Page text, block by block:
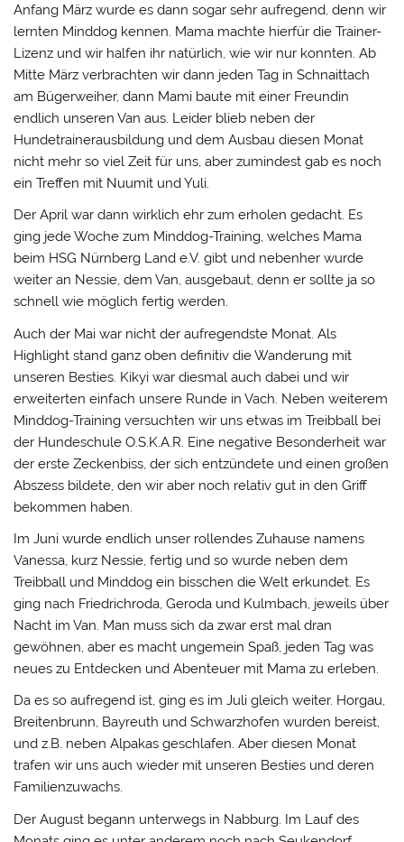
Anfang März wurde es dann sogar sehr aufregend, denn wir
lernten Minddog kennen. Mama machte hierfür die Trainer-
Lizenz und wir halfen ihr natürlich, wie wir nur konnten. Ab
Mitte März verbrachten wir dann jeden Tag in Schnaittach
am Bügerweiher, dann Mami baute mit einer Freundin
endlich unseren Van aus. Leider blieb neben der
Hundetrainerausbildung und dem Ausbau diesen Monat
nicht mehr so viel Zeit für uns, aber zumindest gab es noch
ein Treffen mit Nuumit und Yuli.
Der April war dann wirklich ehr zum erholen gedacht. Es
ging jede Woche zum Minddog-Training, welches Mama
beim HSG Nürnberg Land e.V. gibt und nebenher wurde
weiter an Nessie, dem Van, ausgebaut, denn er sollte ja so
schnell wie möglich fertig werden.
Auch der Mai war nicht der aufregendste Monat. Als
Highlight stand ganz oben definitiv die Wanderung mit
unseren Besties. Kikyi war diesmal auch dabei und wir
erweiterten einfach unsere Runde in Vach. Neben weiterem
Minddog-Training versuchten wir uns etwas im Treibball bei
der Hundeschule O.S.K.A.R. Eine negative Besonderheit war
der erste Zeckenbiss, der sich entzündete und einen großen
Abszess bildete, den wir aber noch relativ gut in den Griff
bekommen haben.
Im Juni wurde endlich unser rollendes Zuhause namens
Vanessa, kurz Nessie, fertig und so wurde neben dem
Treibball und Minddog ein bisschen die Welt erkundet. Es
ging nach Friedrichroda, Geroda und Kulmbach, jeweils über
Nacht im Van. Man muss sich da zwar erst mal dran
gewöhnen, aber es macht ungemein Spaß, jeden Tag was
neues zu Entdecken und Abenteuer mit Mama zu erleben.
Da es so aufregend ist, ging es im Juli gleich weiter. Horgau,
Breitenbrunn, Bayreuth und Schwarzhofen wurden bereist,
und z.B. neben Alpakas geschlafen. Aber diesen Monat
trafen wir uns auch wieder mit unseren Besties und deren
Familienzuwachs.
Der August begann unterwegs in Nabburg. Im Lauf des